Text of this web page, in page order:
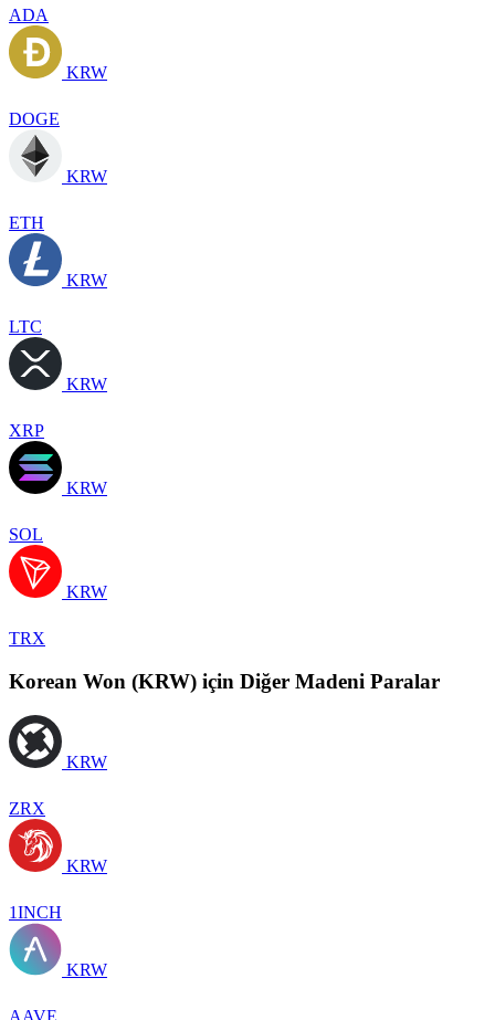
ADA
KRW
DOGE
KRW
ETH
KRW
LTC
KRW
XRP
KRW
SOL
KRW
TRX
Korean Won (KRW) için Diğer Madeni Paralar
KRW
ZRX
KRW
1INCH
KRW
AAVE